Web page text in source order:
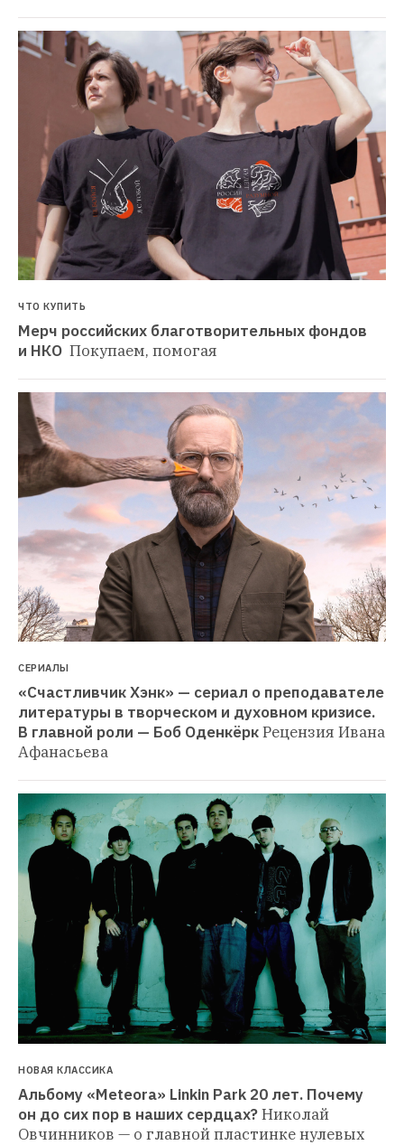
ЧТО КУПИТЬ
Мерч российских благотворительных фондов
и НКО Покупаем, помогая
СЕРИАЛЫ
«Счастливчик Хэнк» — сериал о преподавателе
литературы в творческом и духовном кризисе.
В главной роли — Боб ОденкёркРецензия Ивана
Афанасьева
НОВАЯ КЛАССИКА
Альбому «Meteora» Linkin Park 20 лет. Почему
он до сих пор в наших сердцах?Николай
Овчинников — о главной пластинке нулевых